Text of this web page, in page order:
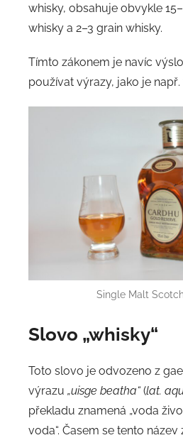
whisky, obsahuje obvykle
whisky a 2–3 grain whisky.
Tímto zákonem je navíc
používat výrazy, jako je
Single Malt
Slovo „whisky“
Toto slovo je odvozeno z
výrazu „uisge beatha“ (lat.
překladu znamená „voda
voda“. Časem se tento název